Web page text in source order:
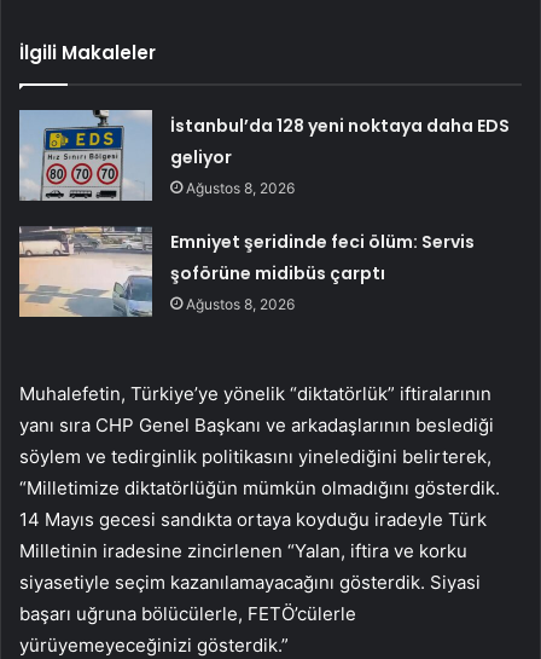
İlgili Makaleler
İstanbul’da 128 yeni noktaya daha EDS
geliyor
Ağustos 8, 2026
Emniyet şeridinde feci ölüm: Servis
şoförüne midibüs çarptı
Ağustos 8, 2026
Muhalefetin, Türkiye’ye yönelik “diktatörlük” iftiralarının
yanı sıra CHP Genel Başkanı ve arkadaşlarının beslediği
söylem ve tedirginlik politikasını yinelediğini belirterek,
“Milletimize diktatörlüğün mümkün olmadığını gösterdik.
14 Mayıs gecesi sandıkta ortaya koyduğu iradeyle Türk
Milletinin iradesine zincirlenen “Yalan, iftira ve korku
siyasetiyle seçim kazanılamayacağını gösterdik. Siyasi
başarı uğruna bölücülerle, FETÖ’cülerle
yürüyemeyeceğinizi gösterdik.”